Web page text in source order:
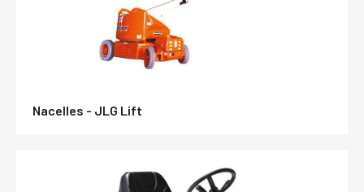
Nacelles - JLG Lift